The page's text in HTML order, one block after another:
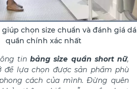
chọn size chuẩn và đánh giá
quần chính xác nhất
tinbảng size quần short nữ,
để lựa chọn được sản phẩm phù
cách của mình. Đừng quên